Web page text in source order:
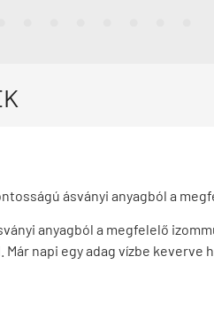
ásványi anyagból a
anyagból a megfelelő
napi egy adag vízbe